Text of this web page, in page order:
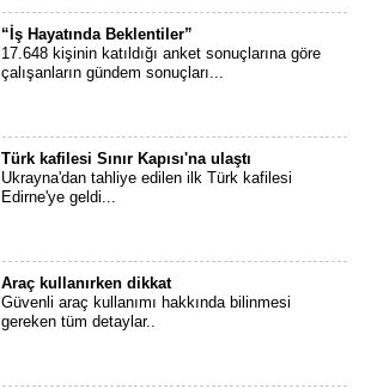
“İş Hayatında Beklentiler”
17.648 kişinin katıldığı anket sonuçlarına göre
çalışanların gündem sonuçları...
Türk kafilesi Sınır Kapısı'na ulaştı
Ukrayna'dan tahliye edilen ilk Türk kafilesi
Edirne'ye geldi...
Araç kullanırken dikkat
Güvenli araç kullanımı hakkında bilinmesi
gereken tüm detaylar..